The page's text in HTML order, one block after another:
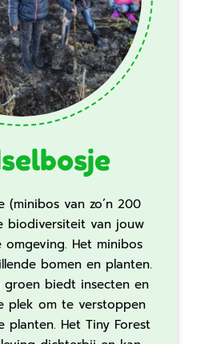
(minibos van zo’n 200
biodiversiteit van jouw
omgeving. Het minibos
bomen en planten.
groen biedt insecten en
plek om te verstoppen
Het Tiny Forest